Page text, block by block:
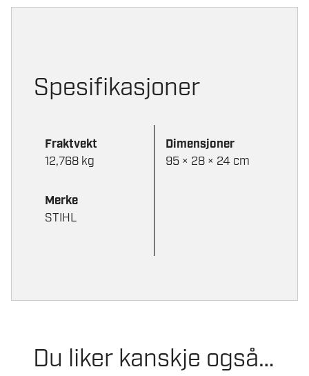
Spesifikasjoner
Fraktvekt
12,768 kg
Dimensjoner
95 × 28 × 24 cm
Merke
STIHL
Du liker kanskje også…